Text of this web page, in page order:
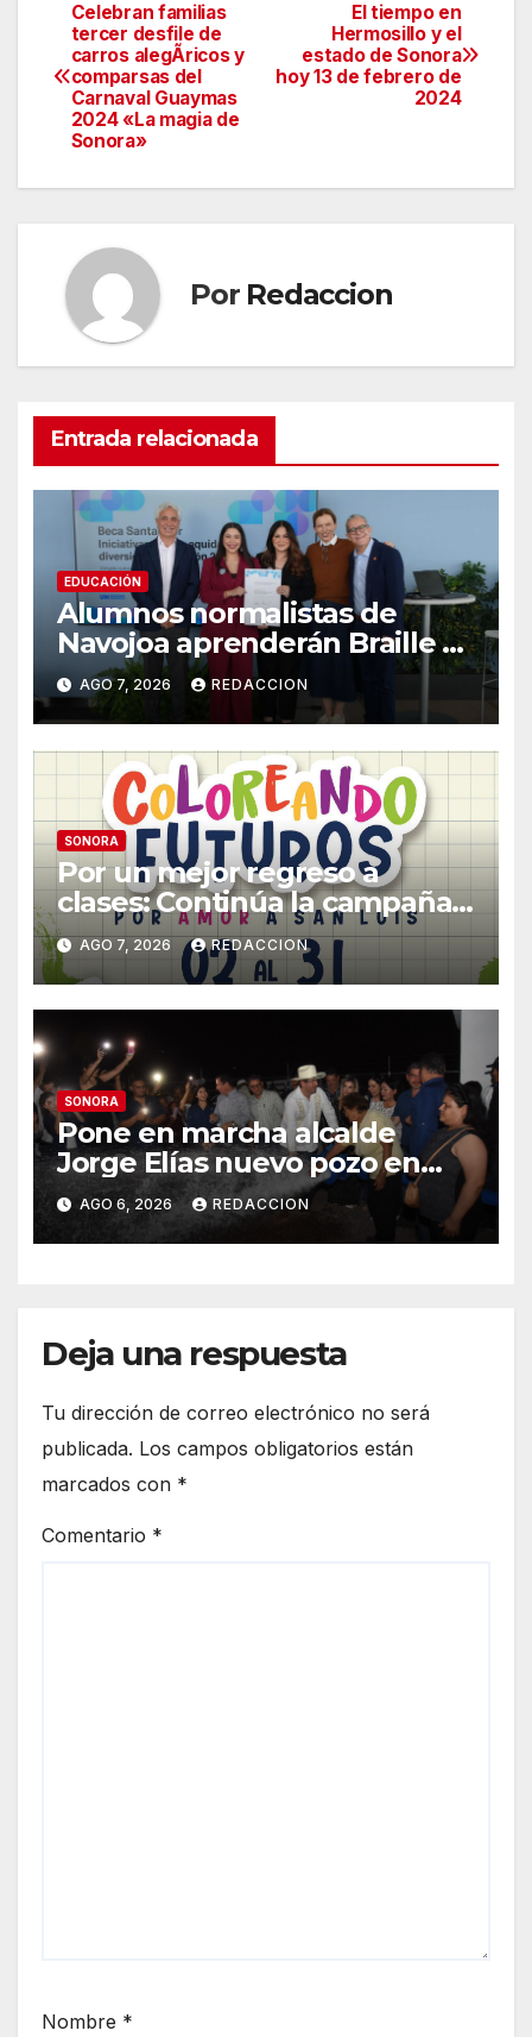
Navegación
de
entradas
El tiempo en
Hermosillo y el
estado de Sonora
hoy 13 de febrero de
2024
Celebran familias
tercer desfile de
carros alegÃricos y
comparsas del
Carnaval Guaymas
2024 «La magia de
Sonora»
Por Redaccion
Entrada relacionada
EDUCACIÓN
Alumnos normalistas de
Navojoa aprenderán Braille y
Lengua de Señas tras ganar
beca nacional Santander
AGO 7, 2026 REDACCION
SONORA
Por un mejor regreso a
clases: Continúa la campaña
de recolección de útiles
«Coloreando Futuros»
AGO 7, 2026 REDACCION
SONORA
Pone en marcha alcalde
Jorge Elías nuevo pozo en
Tierra Blanca, Tesia:
Suministrará 20 litros por
segundo de agua potable
AGO 6, 2026 REDACCION
Deja una respuesta
Tu dirección de correo electrónico no será
publicada. Los campos obligatorios están
marcados con *
Comentario *
Nombre *